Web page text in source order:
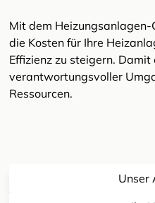
Mit dem
die Kosten für Ihre
Effizienz zu steigern. Damit
verantwortungsvoller
Ressourcen.
Unser